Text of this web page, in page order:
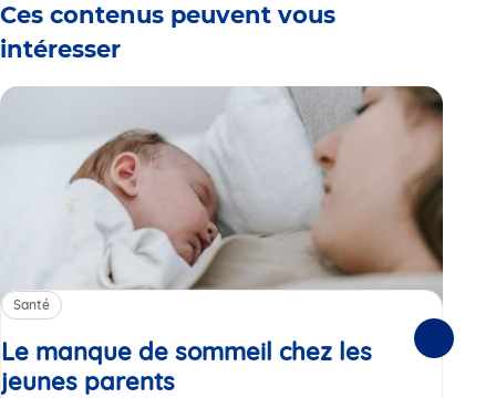
Ces contenus peuvent vous
intéresser
Santé
Le manque de sommeil chez les
jeunes parents